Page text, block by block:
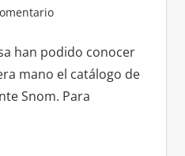
han podido conocer
mano el catálogo de
Snom. Para